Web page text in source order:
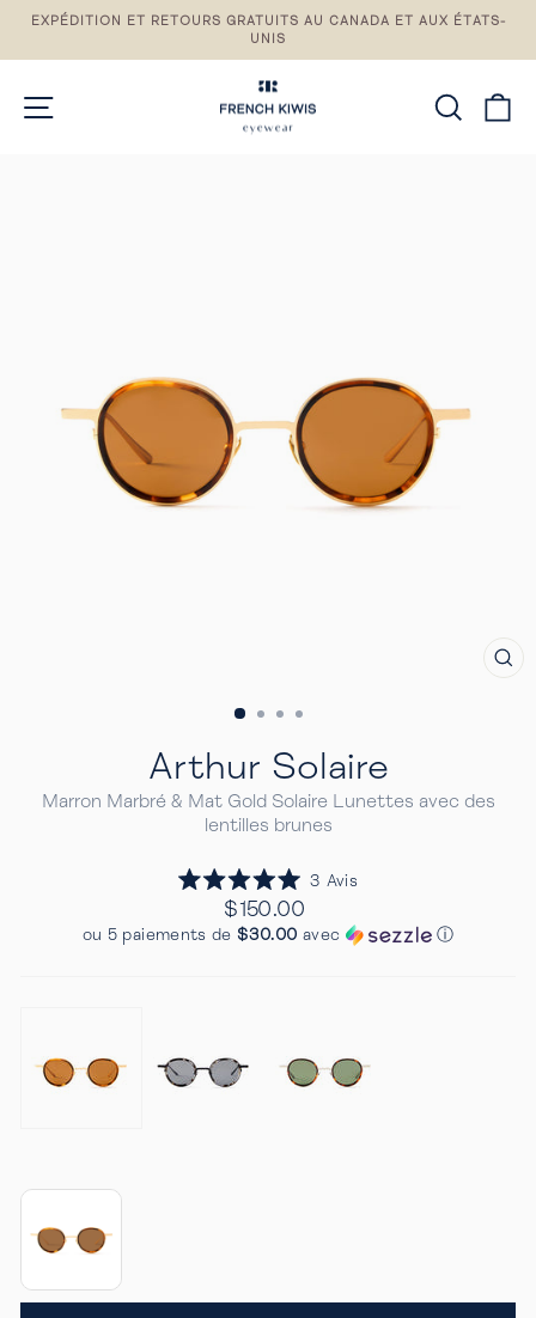
Passez
contenu
du
diaporama
EXPÉDITION ET RETOURS GRATUITS AU CANADA ET AUX ÉTATS-
UNIS
NAVIGATION DU SITE
Arthur Solaire
Marron Marbré & Mat Gold Solaire Lunettes avec des
lentilles brunes
Noté
5.0
sur
3 Avis
faire
Prix
Regulier
$150.00
ou 5 paiements de$30.00 avec ⓘ